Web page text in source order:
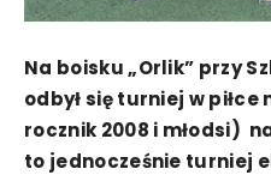
Na boisku „Orlik” przy
odbył się turniej w piłce
rocznik 2008 i młodsi)
to jednocześnie turniej